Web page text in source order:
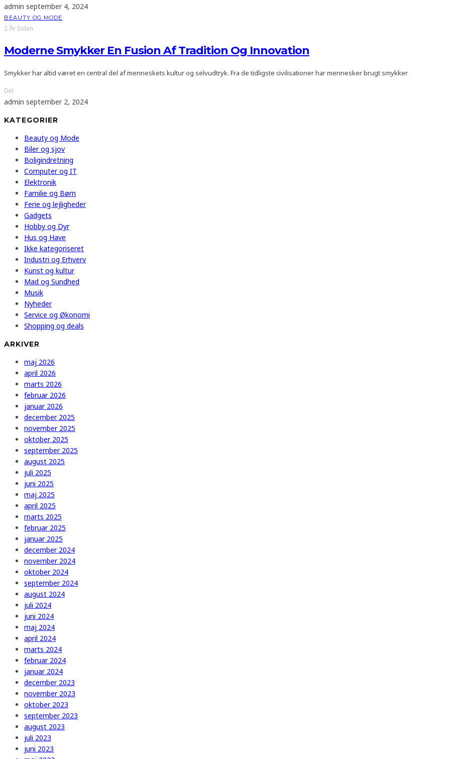
admin september 4, 2024
BEAUTY OG MODE
2 År Siden
Moderne Smykker En Fusion Af Tradition Og Innovation
Smykker har altid været en central del af menneskets kultur og selvudtryk. Fra de tidligste civilisationer har mennesker brugt smykker
Del
admin september 2, 2024
KATEGORIER
Beauty og Mode
Biler og sjov
Boligindretning
Computer og IT
Elektronik
Familie og Børn
Ferie og lejligheder
Gadgets
Hobby og Dyr
Hus og Have
Ikke kategoriseret
Industri og Erhverv
Kunst og kultur
Mad og Sundhed
Musik
Nyheder
Service og Økonomi
Shopping og deals
ARKIVER
maj 2026
april 2026
marts 2026
februar 2026
januar 2026
december 2025
november 2025
oktober 2025
september 2025
august 2025
juli 2025
juni 2025
maj 2025
april 2025
marts 2025
februar 2025
januar 2025
december 2024
november 2024
oktober 2024
september 2024
august 2024
juli 2024
juni 2024
maj 2024
april 2024
marts 2024
februar 2024
januar 2024
december 2023
november 2023
oktober 2023
september 2023
august 2023
juli 2023
juni 2023